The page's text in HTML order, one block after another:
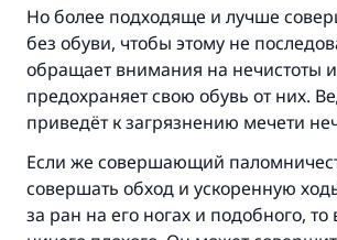
Но более подходяще и лучше
без обуви, чтобы этому не
обращает внимания на нечистоты
предохраняет свою обувь от них.
приведёт к загрязнению мечети
Если же совершающий
совершать обход и ускоренную
за ран на его ногах и подобного, то
Ответ № 110845 помог
брак.
Посланник Аллаха, мир
благословение,